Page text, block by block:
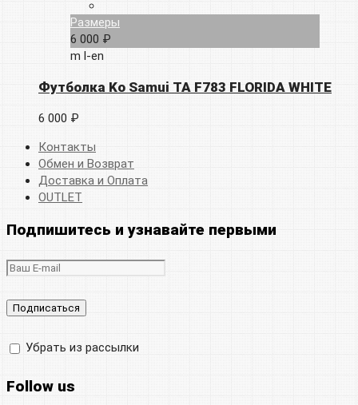
Размеры
6 000 ₽
m l-en
Футболка Ko Samui TA F783 FLORIDA WHITE
6 000 ₽
Контакты
Обмен и Возврат
Доставка и Оплата
OUTLET
Подпишитесь и узнавайте первыми
Убрать из рассылки
Follow us